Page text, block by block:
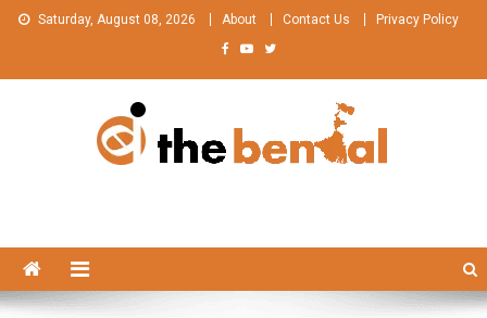
Skip
Saturday, August 08, 2026 About Contact Us Privacy Policy